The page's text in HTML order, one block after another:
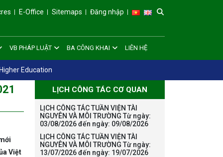
E-Office Sitemaps Đăng nhập
VB PHÁP LUẬT BA CÔNG KHAI LIÊN HỆ
Education
Việt
LỊCH CÔNG TÁC CƠ QUAN
LỊCH CÔNG TÁC TUẦN VIỆN TÀI
NGUYÊN VÀ MÔI TRƯỜNG Từ ngày:
03/08/2026 đến ngày: 09/08/2026
LỊCH CÔNG TÁC TUẦN VIỆN TÀI
NGUYÊN VÀ MÔI TRƯỜNG Từ ngày:
13/07/2026 đến ngày: 19/07/2026